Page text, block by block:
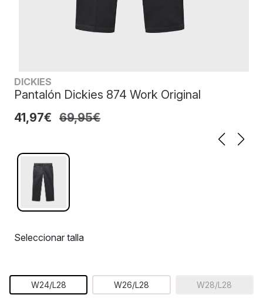
DICKIES
Pantalón Dickies 874 Work Original
41,97€ 69,95€
Seleccionar talla
W24/L28 W26/L28 W28/L28